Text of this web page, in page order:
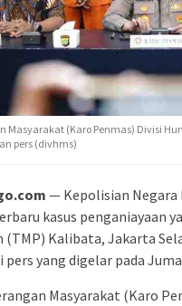
Masyarakat (Karo Penmas) Divisi
pers (divhms)
— Kepolisian Negara
kasus penganiayaan
(TMP) Kalibata, Jakarta
yang digelar pada
Masyarakat (Karo